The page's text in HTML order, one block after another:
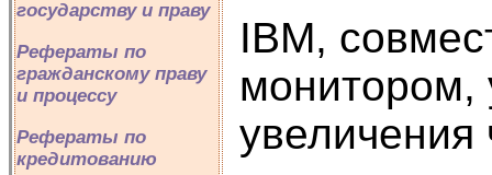
государству и праву
Рефераты по
гражданскому праву
и процессу
Рефераты по
кредитованию
IBM,
монитором,
увеличения